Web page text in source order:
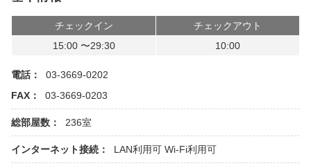
チェックイン
チェックアウト
15:00 〜29:30
10:00
電話：
03-3669-0202
FAX：
03-3669-0203
総部屋数： 236室
インターネット接続： LAN利用可 Wi-Fi利用可